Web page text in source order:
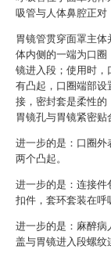
吸管与人体鼻腔正对
胃镜管贯穿面罩主
体内侧的一端为口圈
镜进入段；使用时，
有凸起，口圈端部设
接，密封套是柔性的
胃镜孔与胃镜紧密贴
进一步的是：口圈外
两个凸起。
进一步的是：连接件
扣件，套环套装在呼
进一步的是：麻醉病
盖与胃镜进入段螺纹